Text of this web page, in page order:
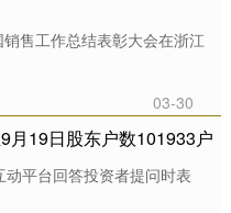
售工作总结表彰大会在浙江
03-30
月19日股东户数101933户
平台回答投资者提问时表